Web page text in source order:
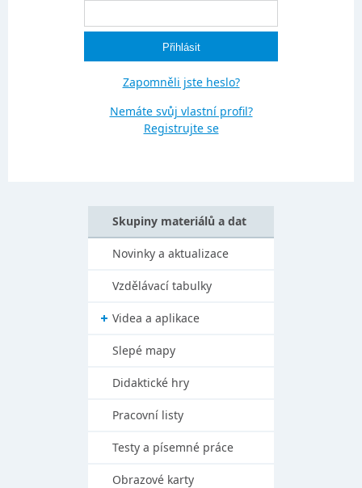
Zapomněli jste heslo?
Nemáte svůj vlastní profil?
Registrujte se
Skupiny materiálů a dat
Novinky a aktualizace
Vzdělávací tabulky
Videa a aplikace
Slepé mapy
Didaktické hry
Pracovní listy
Testy a písemné práce
Obrazové karty